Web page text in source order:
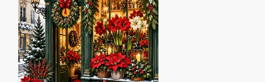
Floristería
Navidad